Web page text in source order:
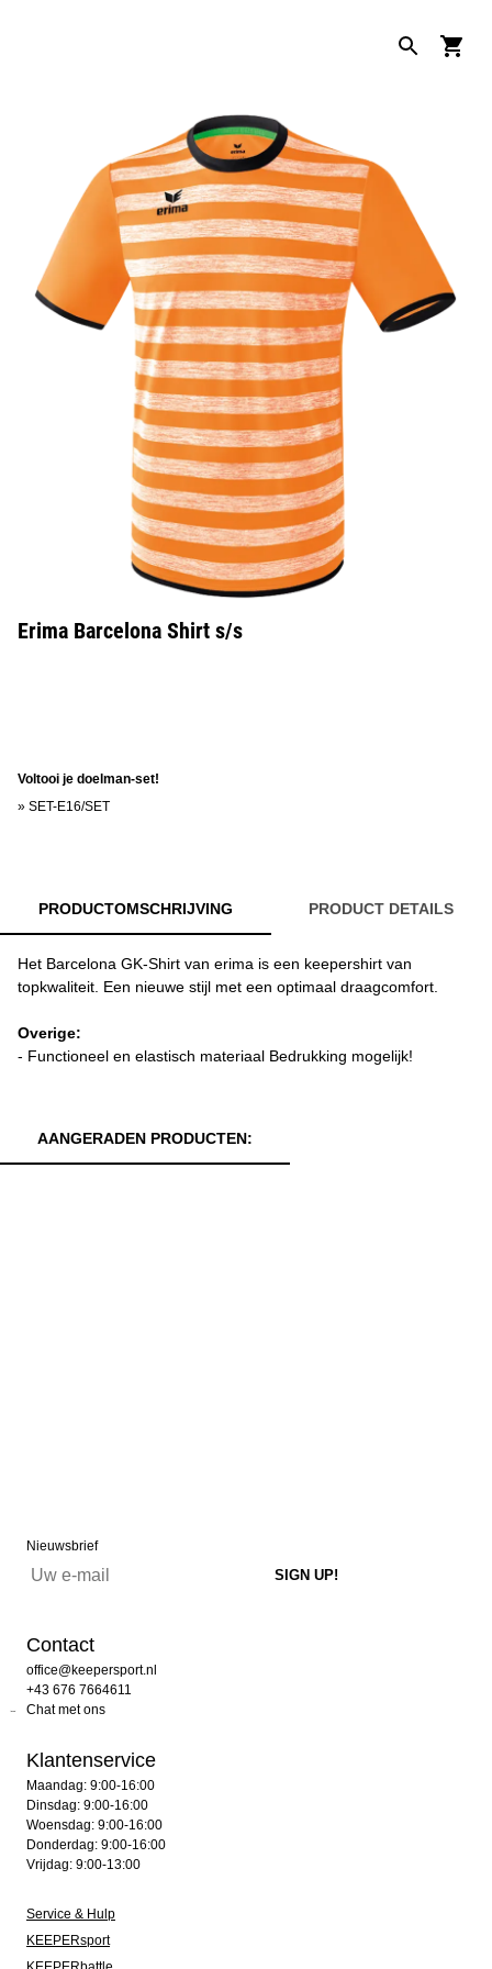
Erima Barcelona Shirt s/s
Voltooi je doelman-set!
» SET-E16/SET
PRODUCTOMSCHRIJVING PRODUCT DETAILS
Het Barcelona GK-Shirt van erima is een keepershirt van
topkwaliteit. Een nieuwe stijl met een optimaal draagcomfort.
Overige:
- Functioneel en elastisch materiaal Bedrukking mogelijk!
AANGERADEN PRODUCTEN:
Nieuwsbrief
Contact
office@keepersport.nl
+43 676 7664611
Chat met ons
Klantenservice
Maandag: 9:00-16:00
Dinsdag: 9:00-16:00
Woensdag: 9:00-16:00
Donderdag: 9:00-16:00
Vrijdag: 9:00-13:00
Service & Hulp
KEEPERsport